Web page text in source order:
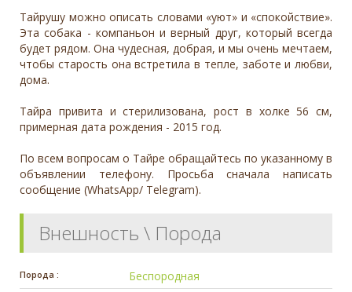
Тайрушу можно описать словами «уют» и «спокойствие».
Эта собака - компаньон и верный друг, который всегда
будет рядом. Она чудесная, добрая, и мы очень мечтаем,
чтобы старость она встретила в тепле, заботе и любви,
дома.
Тайра привита и стерилизована, рост в холке 56 см,
примерная дата рождения - 2015 год.
По всем вопросам о Тайре обращайтесь по указанному в
объявлении телефону. Просьба сначала написать
сообщение (WhatsApp/ Telegram).
Внешность \ Порода
Порода : Беспородная